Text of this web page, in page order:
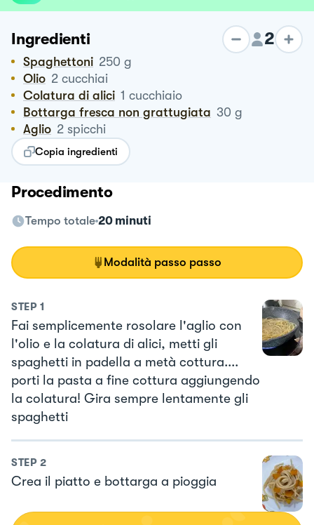
Ingredienti 2
Spaghettoni 250 g
Olio 2 cucchiai
Colatura di alici 1 cucchiaio
Bottarga fresca non grattugiata 30 g
Aglio 2 spicchi
Copia ingredienti
Procedimento
Tempo totale 20 minuti
Modalità passo passo
STEP 1
Fai semplicemente rosolare l'aglio con
l'olio e la colatura di alici, metti gli
spaghetti in padella a metà cottura....
porti la pasta a fine cottura aggiungendo
la colatura! Gira sempre lentamente gli
spaghetti
STEP 2
Crea il piatto e bottarga a pioggia